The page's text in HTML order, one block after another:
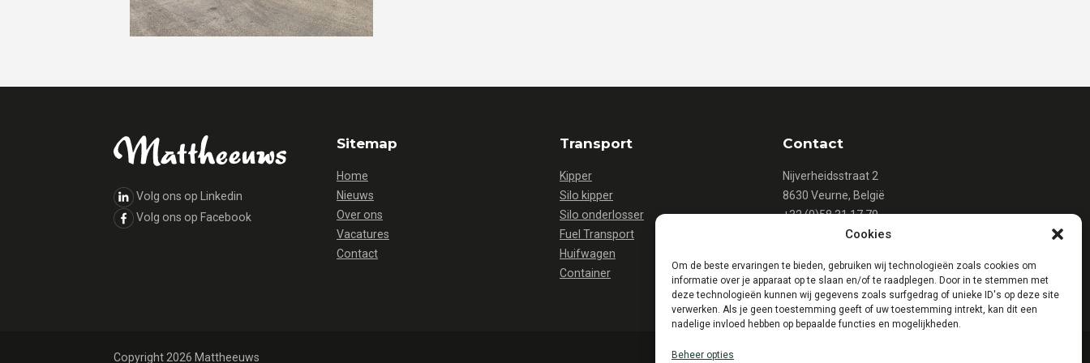
Cookies
Om de beste ervaringen te bieden, gebruiken wij technologieën zoals cookies om
informatie over je apparaat op te slaan en/of te raadplegen. Door in te stemmen met
deze technologieën kunnen wij gegevens zoals surfgedrag of unieke ID's op deze site
verwerken. Als je geen toestemming geeft of uw toestemming intrekt, kan dit een
nadelige invloed hebben op bepaalde functies en mogelijkheden.
Beheer opties
Volg ons op Linkedin
Volg ons op Facebook
Sitemap
Home
Nieuws
Over ons
Vacatures
Contact
Transport
Kipper
Silo kipper
Silo onderlosser
Fuel Transport
Huifwagen
Container
Contact
Nijverheidsstraat 2
8630 Veurne, België
+32 (0)58 31 17 79
+32 (0)58 31 16 15
Copyright 2026 Mattheeuws